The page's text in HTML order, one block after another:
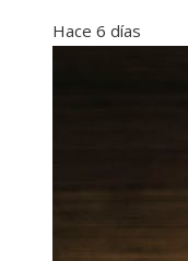
Hace 6 días